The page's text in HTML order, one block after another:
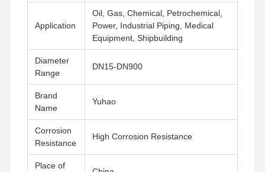
Контроль
Контактные
Все Случаи
Трубные фитинги из нержавеющей стали под сварку встык
Application
Oil, Gas, Chemical, Petrochemical,
Power, Industrial Piping, Medical
Equipment, Shipbuilding
Diameter
Range
DN15-DN900
Brand
Name
Yuhao
Corrosion
Resistance
High Corrosion Resistance
Place of